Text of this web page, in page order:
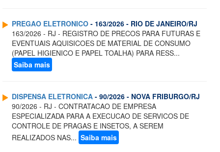
PREGAO ELETRONICO - 163/2026 - RIO DE JANEIRO/RJ
163/2026 - RJ - REGISTRO DE PRECOS PARA FUTURAS E
EVENTUAIS AQUISICOES DE MATERIAL DE CONSUMO
(PAPEL HIGIENICO E PAPEL TOALHA) PARA RESS...
Saiba mais
DISPENSA ELETRONICA - 90/2026 - NOVA FRIBURGO/RJ
90/2026 - RJ - CONTRATACAO DE EMPRESA
ESPECIALIZADA PARA A EXECUCAO DE SERVICOS DE
CONTROLE DE PRAGAS E INSETOS, A SEREM
REALIZADOS NAS... Saiba mais